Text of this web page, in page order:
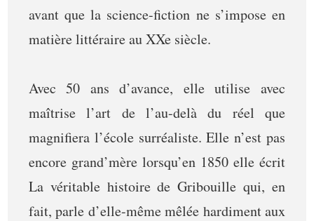
avant que la science-fiction ne s’impose en
matière littéraire au XXe siècle.
Avec 50 ans d’avance, elle utilise avec
maîtrise l’art de l’au-delà du réel que
magnifiera l’école surréaliste. Elle n’est pas
encore grand’mère lorsqu’en 1850 elle écrit
La véritable histoire de Gribouille qui, en
fait, parle d’elle-même mêlée hardiment aux